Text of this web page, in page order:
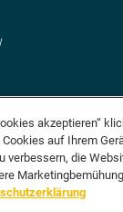
FÜR
akzeptieren“
auf Ihrem
verbessern, die